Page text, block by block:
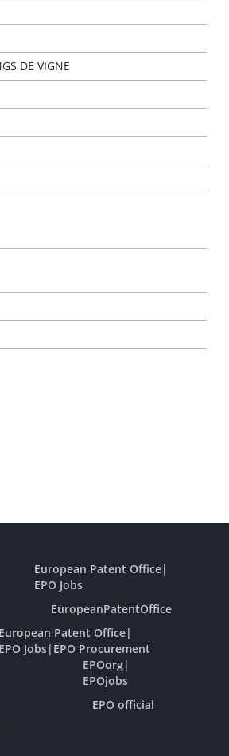
DE VIGNE
European Patent Office|
EPO Jobs
EuropeanPatentOffice
European Patent Office|
EPO Jobs| EPO Procurement
EPOorg|
EPOjobs
EPO official